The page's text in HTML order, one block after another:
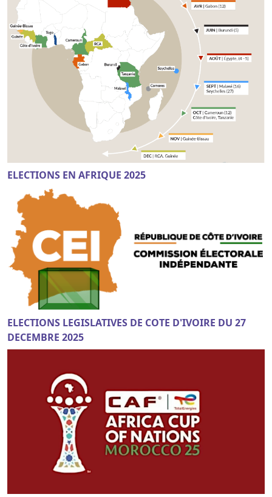
ELECTIONS EN AFRIQUE 2025
ELECTIONS LEGISLATIVES DE COTE D'IVOIRE DU 27
DECEMBRE 2025